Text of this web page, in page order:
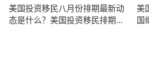
美国投资移民八月份排期最新动
态是什么？美国投资移民排期何
美
国